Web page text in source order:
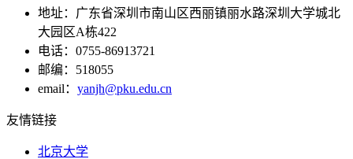
地址：广东省深圳市南山区西丽镇丽水路深圳大学城北
大园区A栋422
电话：0755-86913721
邮编：518055
email： yanjh@pku.edu.cn
友情链接
北京大学